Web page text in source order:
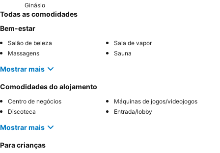
Ginásio
Todas as comodidades
Bem-estar
Salão de beleza
Sala de vapor
Massagens
Sauna
Mostrar mais
Comodidades do alojamento
Centro de negócios
Máquinas de jogos/videojogos
Discoteca
Entrada/lobby
Mostrar mais
Para crianças